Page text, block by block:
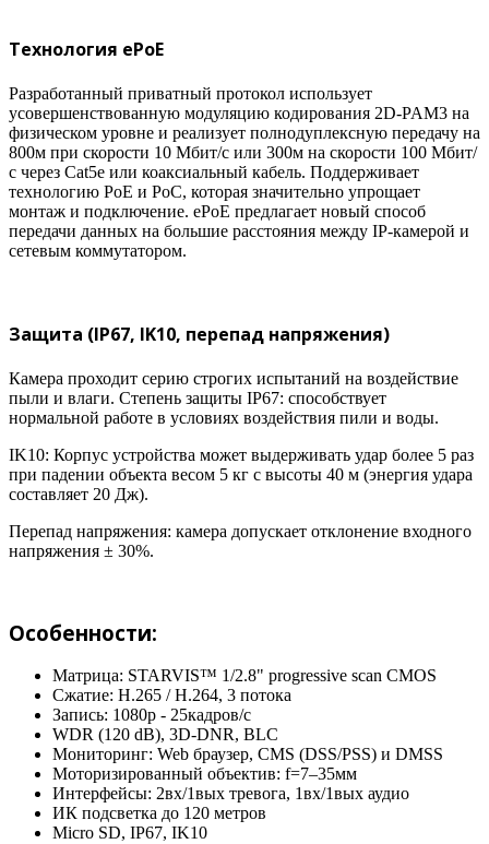
Технология ePoE
Разработанный приватный протокол использует
усовершенствованную модуляцию кодирования 2D-PAM3 на
физическом уровне и реализует полнодуплексную передачу на
800м при скорости 10 Мбит/с или 300м на скорости 100 Мбит/
с через Cat5e или коаксиальный кабель. Поддерживает
технологию PoE и PoC, которая значительно упрощает
монтаж и подключение. ePoE предлагает новый способ
передачи данных на большие расстояния между IP-камерой и
сетевым коммутатором.
Защита (IP67, IK10, перепад напряжения)
Камера проходит серию строгих испытаний на воздействие
пыли и влаги. Степень защиты IP67: способствует
нормальной работе в условиях воздействия пили и воды.
IK10: Корпус устройства может выдерживать удар более 5 раз
при падении объекта весом 5 кг с высоты 40 м (энергия удара
составляет 20 Дж).
Перепад напряжения: камера допускает отклонение входного
напряжения ± 30%.
Особенности:
Матрица: STARVIS™ 1/2.8" progressive scan CMOS
Сжатие: H.265 / H.264, 3 потока
Запись: 1080р - 25кадров/с
WDR (120 dB), 3D-DNR, BLC
Мониторинг: Web браузер, CMS (DSS/PSS) и DMSS
Моторизированный объектив: f=7–35мм
Интерфейсы: 2вх/1вых тревога, 1вх/1вых аудио
ИК подсветка до 120 метров
Micro SD, IP67, IK10